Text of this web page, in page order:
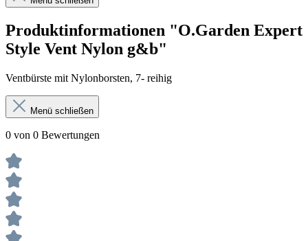
Produktinformationen "O.Garden Expert
Style Vent Nylon g&b"
Ventbürste mit Nylonborsten, 7- reihig
Menü schließen
0 von 0 Bewertungen